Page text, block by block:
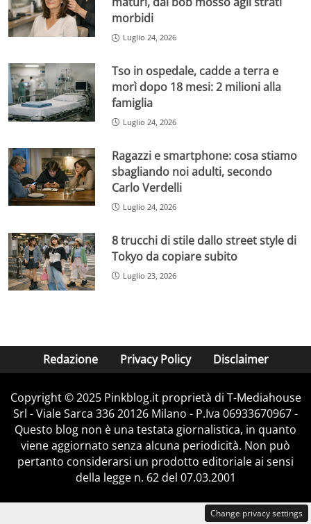
morbidi
Luglio 24, 2026
Tso in ospedale, cadde a terra e
morì dopo 18 mesi: 2 milioni alla
famiglia
Luglio 24, 2026
Ragazzi e smartphone: cosa stiamo
sbagliando noi adulti, secondo
Carlo Verdelli
Luglio 24, 2026
8 trucchi di stile dallo street style di
Tokyo da copiare subito
Luglio 23, 2026
Redazione Privacy Policy Disclaimer
Copyright © 2025 Pinkblog.it proprietà di T-Mediahouse
Srl - Viale Sarca 336 20126 Milano - P.Iva 06933670967 -
Questo blog non è una testata giornalistica, in quanto
viene aggiornato senza alcuna periodicità. Non può
pertanto considerarsi un prodotto editoriale ai sensi
della legge n. 62 del 07.03.2001
Change privacy settings